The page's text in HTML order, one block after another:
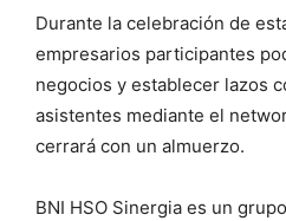
Durante la celebración de
empresarios participantes
negocios y establecer lazos
asistentes mediante el
cerrará con un almuerzo.
BNI HSO Sinergia es un